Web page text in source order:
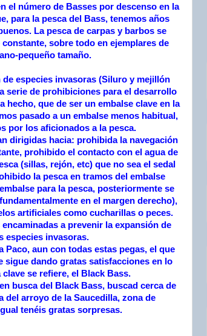
el número de Basses por descenso en la
para la pesca del Bass, tenemos años
La pesca de carpas y barbos se
sobre todo en ejemplares de
pequeño tamaño.
de especies invasoras (Siluro y mejillón
serie de prohibiciones para el desarrollo
hecho, que de ser un embalse clave en la
pasado a un embalse menos habitual,
por los aficionados a la pesca.
dirigidas hacia: prohibida la navegación
prohibido el contacto con el agua de
(sillas, rejón, etc) que no sea el sedal
la pesca en tramos del embalse
para la pesca, posteriormente se
en el margen derecho),
artificiales como cucharillas o peces.
a prevenir la expansión de
especies invasoras.
Paco, aun con todas estas pegas, el que
sigue dando gratas satisfacciones en lo
clave se refiere, el Black Bass.
busca del Black Bass, buscad cerca de
del arroyo de la Saucedilla, zona de
tenéis gratas sorpresas.